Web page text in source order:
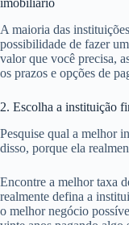
imobiliário
A maioria das
possibilidade de fazer
valor que você precisa,
os prazos e opções de
2. Escolha a instituição
Pesquise qual a melhor
disso, porque ela
Encontre a melhor taxa
realmente defina a
o melhor negócio